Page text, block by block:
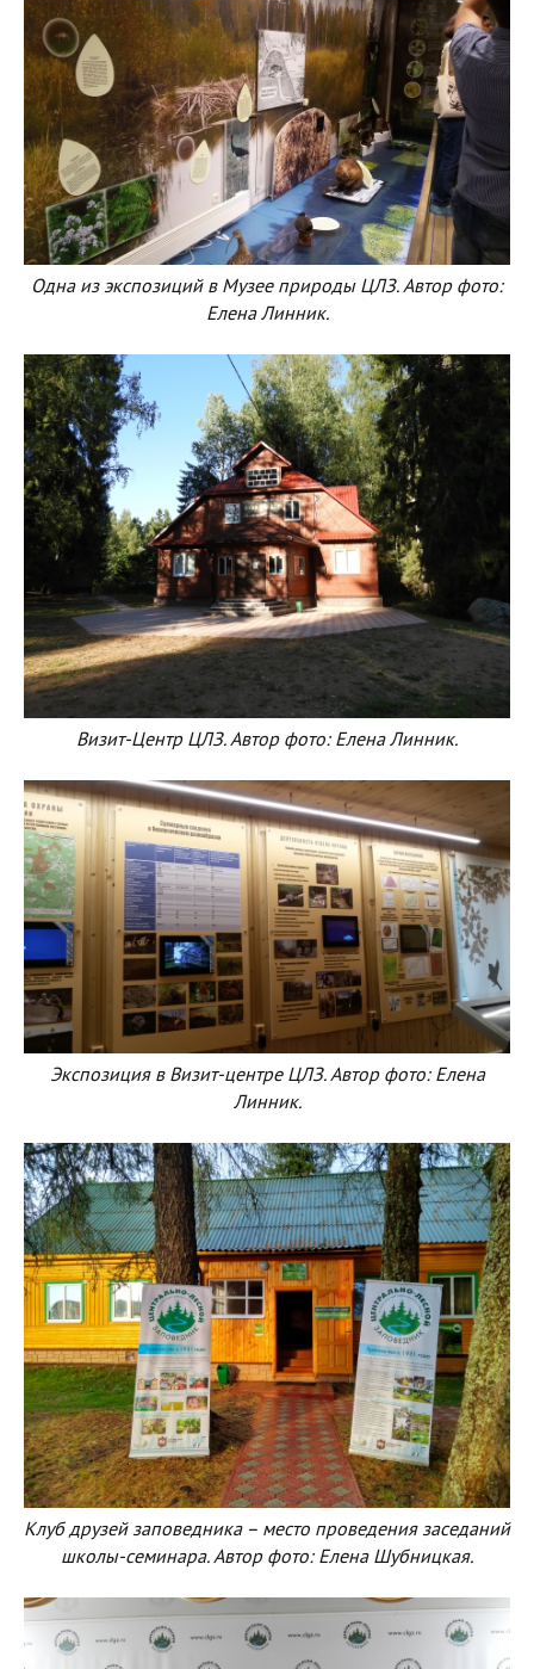
Одна из экспозиций в Музее природы ЦЛЗ. Автор фото:
Елена Линник.
Визит-Центр ЦЛЗ. Автор фото: Елена Линник.
Экспозиция в Визит-центре ЦЛЗ. Автор фото: Елена
Линник.
Клуб друзей заповедника – место проведения заседаний
школы-семинара. Автор фото: Елена Шубницкая.